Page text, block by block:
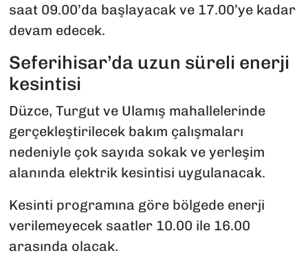
saat 09.00’da başlayacak ve 17.00’ye kadar
devam edecek.
Seferihisar’da uzun süreli enerji
kesintisi
Düzce, Turgut ve Ulamış mahallelerinde
gerçekleştirilecek bakım çalışmaları
nedeniyle çok sayıda sokak ve yerleşim
alanında elektrik kesintisi uygulanacak.
Kesinti programına göre bölgede enerji
verilemeyecek saatler 10.00 ile 16.00
arasında olacak.